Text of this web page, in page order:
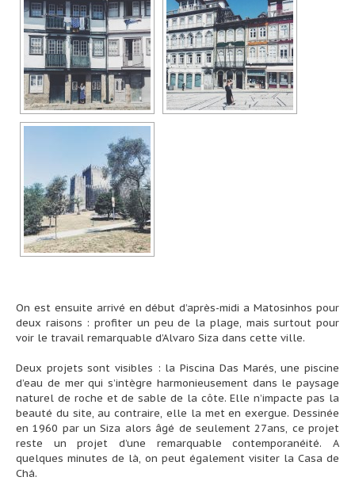
On est ensuite arrivé en début d’après-midi a Matosinhos pour
deux raisons : profiter un peu de la plage, mais surtout pour
voir le travail remarquable d’Alvaro Siza dans cette ville.
Deux projets sont visibles : la Piscina Das Marés, une piscine
d’eau de mer qui s’intègre harmonieusement dans le paysage
naturel de roche et de sable de la côte. Elle n’impacte pas la
beauté du site, au contraire, elle la met en exergue. Dessinée
en 1960 par un Siza alors âgé de seulement 27ans, ce projet
reste un projet d’une remarquable contemporanéité. A
quelques minutes de là, on peut également visiter la Casa de
Chá.